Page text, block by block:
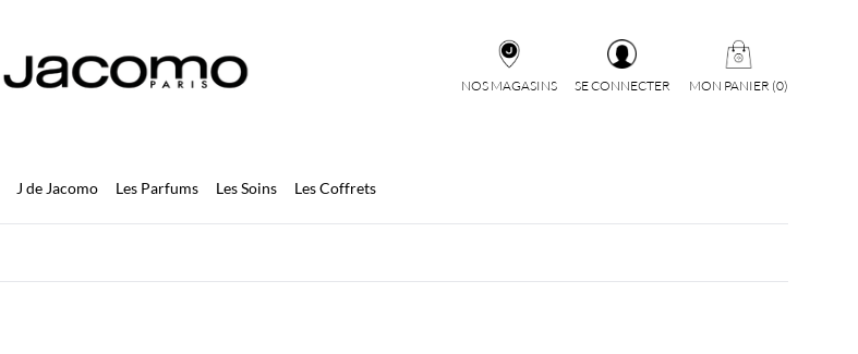
JACOMO
NOS MAGASINS
SE CONNECTER MON PANIER (0)
J de Jacomo Les Parfums Les Soins Les Coffrets